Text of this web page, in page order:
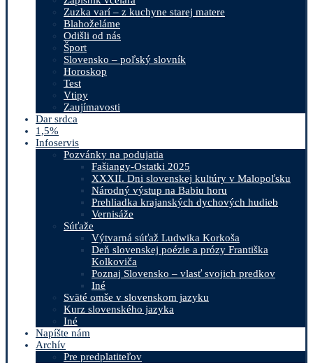
Zuzka varí – z kuchyne starej matere
Blahoželáme
Odišli od nás
Šport
Slovensko – poľský slovník
Horoskop
Test
Vtipy
Zaujímavosti
Dar srdca
1,5%
Infoservis
Pozvánky na podujatia
Fašiangy-Ostatki 2025
XXXII. Dni slovenskej kultúry v Malopoľsku
Národný výstup na Babiu horu
Prehliadka krajanských dychových hudieb
Vernisáže
Súťaže
Výtvarná súťaž Ludwika Korkoša
Deň slovenskej poézie a prózy Františka
Kolkoviča
Poznaj Slovensko – vlasť svojich predkov
Iné
Sväté omše v slovenskom jazyku
Kurz slovenského jazyka
Iné
Napíšte nám
Archív
Pre predplatiteľov